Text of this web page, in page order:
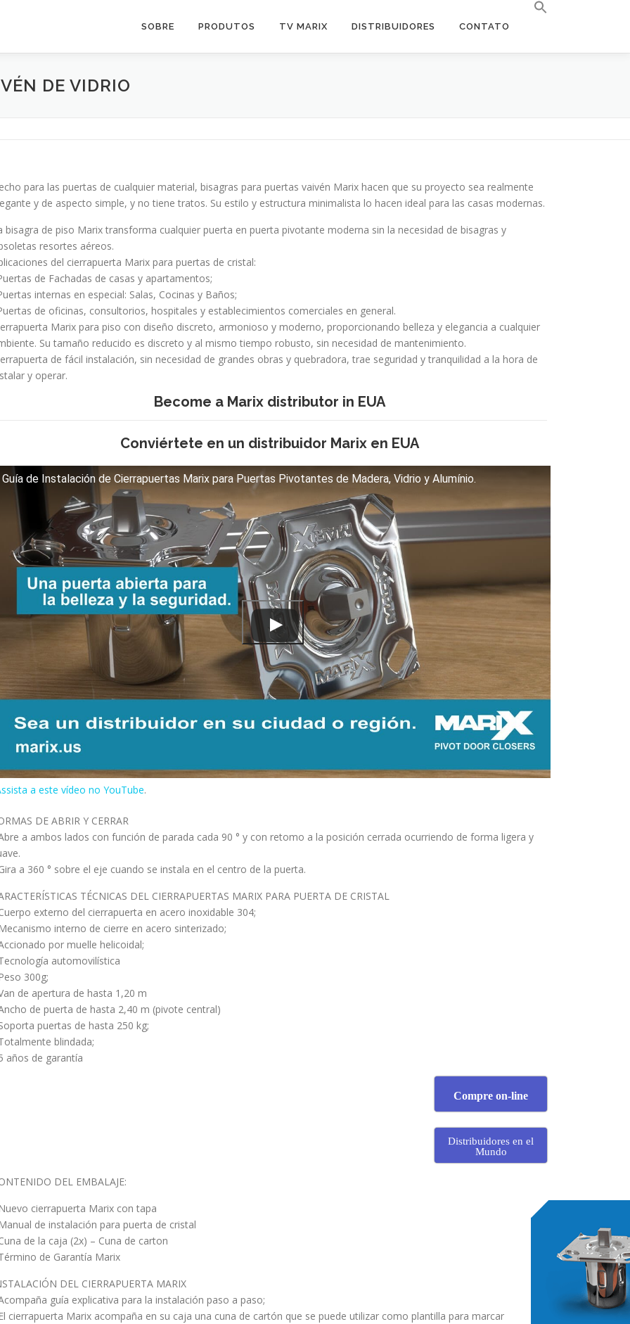
SOBRE PRODUTOS TV MARIX DISTRIBUIDORES CONTATO
DE VIDRIO
para las puertas de cualquier material, bisagras para puertas vaivén Marix hacen que su proyecto sea realmente
y de aspecto simple, y no tiene tratos. Su estilo y estructura minimalista lo hacen ideal para las casas modernas.
bisagra de piso Marix transforma cualquier puerta en puerta pivotante moderna sin la necesidad de bisagras y
resortes aéreos.
del cierrapuerta Marix para puertas de cristal:
de Fachadas de casas y apartamentos;
internas en especial: Salas, Cocinas y Baños;
de oficinas, consultorios, hospitales y establecimientos comerciales en general.
Marix para piso con diseño discreto, armonioso y moderno, proporcionando belleza y elegancia a cualquier
Su tamaño reducido es discreto y al mismo tiempo robusto, sin necesidad de mantenimiento.
de fácil instalación, sin necesidad de grandes obras y quebradora, trae seguridad y tranquilidad a la hora de
y operar.
Become a Marix distributor in EUA
Conviértete en un distribuidor Marix en EUA
Guía de Instalación de Cierrapuertas Marix para Puertas Pivotantes de Madera, Vidrio y Alumínio.
a este vídeo no YouTube.
DE ABRIR Y CERRAR
a ambos lados con función de parada cada 90 ° y con retomo a la posición cerrada ocurriendo de forma ligera y
a 360 ° sobre el eje cuando se instala en el centro de la puerta.
TÉCNICAS DEL CIERRAPUERTAS MARIX PARA PUERTA DE CRISTAL
externo del cierrapuerta en acero inoxidable 304;
interno de cierre en acero sinterizado;
por muelle helicoidal;
automovilística
300g;
de apertura de hasta 1,20 m
de puerta de hasta 2,40 m (pivote central)
puertas de hasta 250 kg;
blindada;
años de garantía
Compre on-line
Distribuidores en el
Mundo
DEL EMBALAJE:
cierrapuerta Marix con tapa
de instalación para puerta de cristal
de la caja (2x) – Cuna de carton
de Garantía Marix
DEL CIERRAPUERTA MARIX
guía explicativa para la instalación paso a paso;
cierrapuerta Marix acompaña en su caja una cuna de cartón que se puede utilizar como plantilla para marcar